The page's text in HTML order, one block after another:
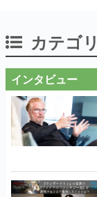
カテゴ
インタビュー